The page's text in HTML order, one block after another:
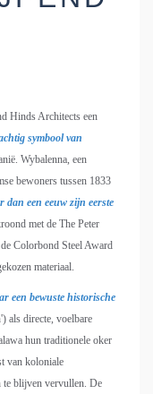
Hinds Architects een
symbool van
Wybalenna, een
bewoners tussen 1833
dan een eeuw zijn eerste
met de The Peter
Colorbond Steel Award
materiaal.
een bewuste historische
als directe, voelbare
hun traditionele oker
van koloniale
te blijven vervullen. De